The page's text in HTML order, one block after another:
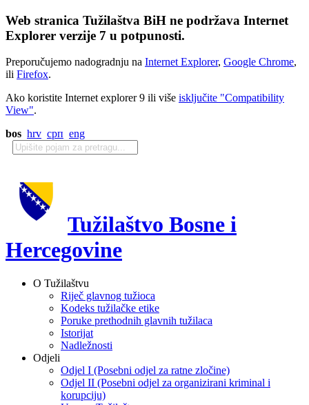
Web stranica Tužilaštva BiH ne podržava Internet
Explorer verzije 7 u potpunosti.
Preporučujemo nadogradnju na Internet Explorer, Google Chrome,
ili Firefox.
Ako koristite Internet explorer 9 ili više isključite "Compatibility
View".
bos hrv срп eng
Tužilaštvo Bosne i
Hercegovine
O Tužilaštvu
Riječ glavnog tužioca
Kodeks tužilačke etike
Poruke prethodnih glavnih tužilaca
Istorijat
Nadležnosti
Odjeli
Odjel I (Posebni odjel za ratne zločine)
Odjel II (Posebni odjel za organizirani kriminal i
korupciju)